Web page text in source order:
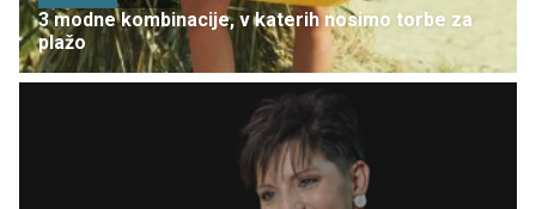
3 modne kombinacije, v katerih nosimo torbe za
plažo